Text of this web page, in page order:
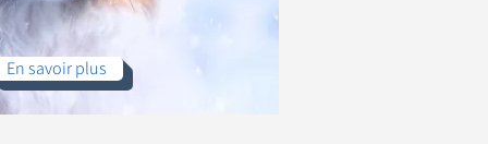
En savoir plus